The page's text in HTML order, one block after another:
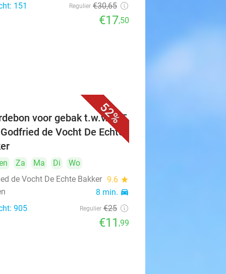
151 Regulier €30,65
€17,50
52%
voor gebak t.w.v. €25
de Vocht De Echte
Za Ma Di
Wo
de Vocht De Echte Bakker 9.6 star
8 min. directions_car
905 Regulier €25
€11 ,99